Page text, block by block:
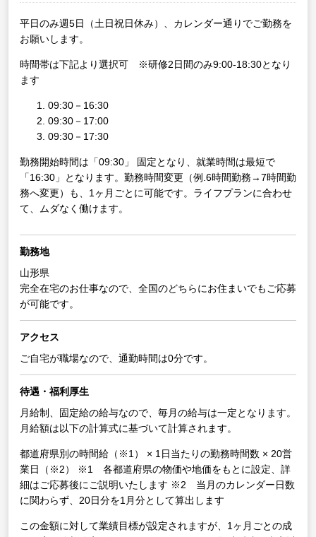
平日のみ週5日（土日祝日休み）、カレンダー通りでご勤務を
お願いします。
時間帯は下記より選択可 ※研修2日間のみ9:00-18:30となり
ます
09:30－16:30
09:30－17:00
09:30－17:30
勤務開始時間は「09:30」 固定となり、就業時間は最短で
「16:30」となります。勤務時間変更（例.6時間勤務→7時間勤
務へ変更）も、1ヶ月ごとに可能です。ライフプランに合わせ
て、ムダなく働けます。
勤務地
山形県
完全在宅のお仕事なので、全国のどちらにお住まいでもご応募
が可能です。
アクセス
ご自宅が職場なので、通勤時間は0分です。
待遇・福利厚生
月給制、固定給の給与なので、毎月の給与は一定となります。
月給額は以下の計算式に基づいて計算されます。
都道府県別の時間給（※1） × 1日当たりの勤務時間数 × 20営
業日（※2）
※1 各都道府県の物価や地価をもとに設定、詳
細はご応募後にご説明いたします ※2 当月のカレンダー日数
に関わらず、20日分を1月分として算出します
この金額に対して業績目標が設定されますが、1ヶ月ごとの成